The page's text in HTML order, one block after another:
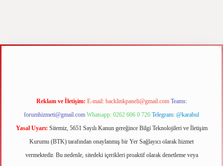
m elexbet
Reklam ve İletişim: E-mail: backlinkpaneli@gmail.com Teams:
forumhizmeti@gmail.com Whatsapp: 0262 606 0 726 Telegram: @karabul
Yasal Uyarı: Sitemiz, 5651 Sayılı Kanun gereğince Bilgi Teknolojileri ve İletişim
Kurumu (BTK) tarafından onaylanmış bir Yer Sağlayıcı olarak hizmet
vermektedir. Bu nedenle, sitedeki içerikleri proaktif olarak denetleme veya